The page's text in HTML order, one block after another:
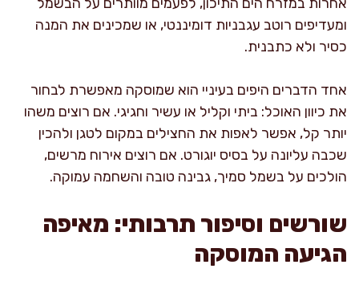
ומעדיפים רוטב עגבניות דומיננטי, או שמכינים את המנה
כסיר ולא כתבנית.
אחד הדברים היפים בעיניי הוא שמוסקה מאפשרת לבחור
את כיוון האוכל: ביתי וקליל או עשיר וחגיגי. אם רוצים משהו
יותר קל, אפשר לאפות את החצילים במקום לטגן ולהכין
שכבה עליונה על בסיס יוגורט. אם רוצים אירוח מרשים,
הולכים על בשמל סמיך, גבינה טובה והשחמה עמוקה.
שורשים וסיפור תרבותי: מאיפה
הגיעה המוסקה